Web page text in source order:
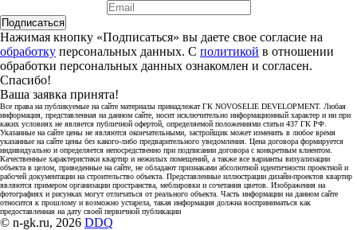
Подписаться
Нажимая кнопку «Подписаться» вы даете свое согласие на
обработку персональных данных. С политикой в отношении
обработки персональных данных ознакомлен и согласен.
Спасибо!
Ваша заявка принята!
Все права на публикуемые на сайте материалы принадлежат ГК NOVOSELIE DEVELOPMENT. Любая
информация, представленная на данном сайте, носит исключительно информационный характер и ни при
каких условиях не является публичной офертой, определяемой положениями статьи 437 ГК РФ.
Указанные на сайте цены не являются окончательными, застройщик может изменить в любое время
указанные на сайте цены без какого-либо предварительного уведомления. Цена договора формируется
индивидуально и определяется непосредственно при подписании договора с конкретным клиентом.
Качественные характеристики квартир и нежилых помещений, а также все варианты визуализации
объекта в целом, приведенные на сайте, не обладают признаками абсолютной идентичности проектной и
рабочей документации на строительство объекта. Представленные иллюстрации дизайн-проектов квартир
являются примером организации пространства, меблировки и сочетания цветов. Изображения на
фотографиях и рисунках могут отличаться от реального объекта. Часть информации на данном сайте
относится к прошлому и возможно устарела, такая информация должна восприниматься как
предоставленная на дату своей первичной публикации
© n-gk.ru, 2026 DDQ